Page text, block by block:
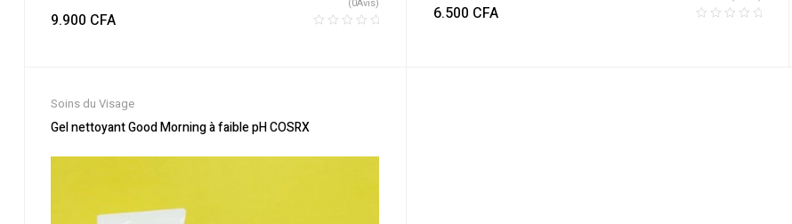
9.900 CFA
(0Avis) 6.500 CFA
Soins du Visage
Gel nettoyant Good Morning à faible pH COSRX